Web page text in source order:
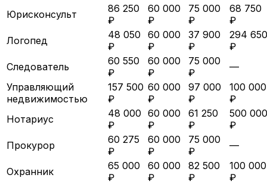
Юрисконсульт
86 250
₽
60 000
₽
75 000
₽
68 750
₽
Логопед
48 050
₽
60 000
₽
37 900
₽
294 650
₽
Следователь
60 550
₽
60 000
₽
75 000
₽
—
Управляющий
недвижимостью
157 500
₽
60 000
₽
97 000
₽
100 000
₽
Нотариус
48 000
₽
60 000
₽
61 250
₽
500 000
₽
Прокурор
60 275
₽
60 000
₽
75 000
₽
—
Охранник
65 000
₽
60 000
₽
82 500
₽
100 000
₽